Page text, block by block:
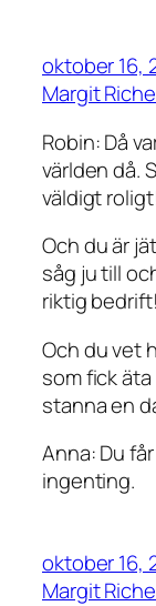
oktober 16,
Margit
Robin: Då
världen då.
väldigt
Och du är
såg ju till
riktig
Och du vet
som fick
stanna en
Anna: Du
ingenting.
oktober 16,
Margit